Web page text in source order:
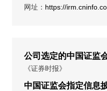
网址： https://
公司选定的中国证监
《证券时报》
中国证监会指定信息